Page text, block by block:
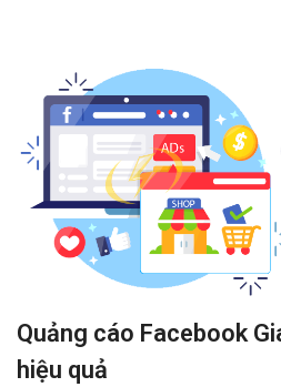
Quảng cáo Facebook
hiệu quả